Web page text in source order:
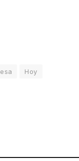
Hoy